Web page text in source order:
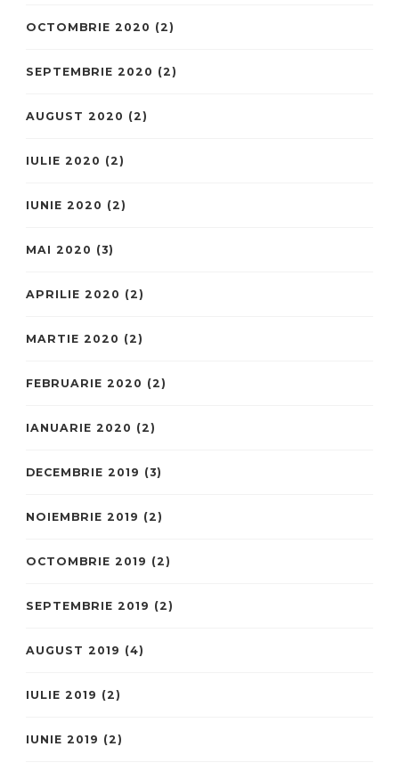
OCTOMBRIE 2020 (2)
SEPTEMBRIE 2020 (2)
AUGUST 2020 (2)
IULIE 2020 (2)
IUNIE 2020 (2)
MAI 2020 (3)
APRILIE 2020 (2)
MARTIE 2020 (2)
FEBRUARIE 2020 (2)
IANUARIE 2020 (2)
DECEMBRIE 2019 (3)
NOIEMBRIE 2019 (2)
OCTOMBRIE 2019 (2)
SEPTEMBRIE 2019 (2)
AUGUST 2019 (4)
IULIE 2019 (2)
IUNIE 2019 (2)